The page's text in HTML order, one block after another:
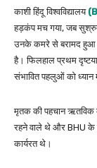
काशी हिंदू विश्वविद्यालय
हड़कंप मच गया, जब
उनके कमरे से बरामद
है। फिलहाल प्रथम
संभावित पहलुओं को ध्यान
मृतक की पहचान
रहने वाले थे और BHU के
कार्यरत थे।